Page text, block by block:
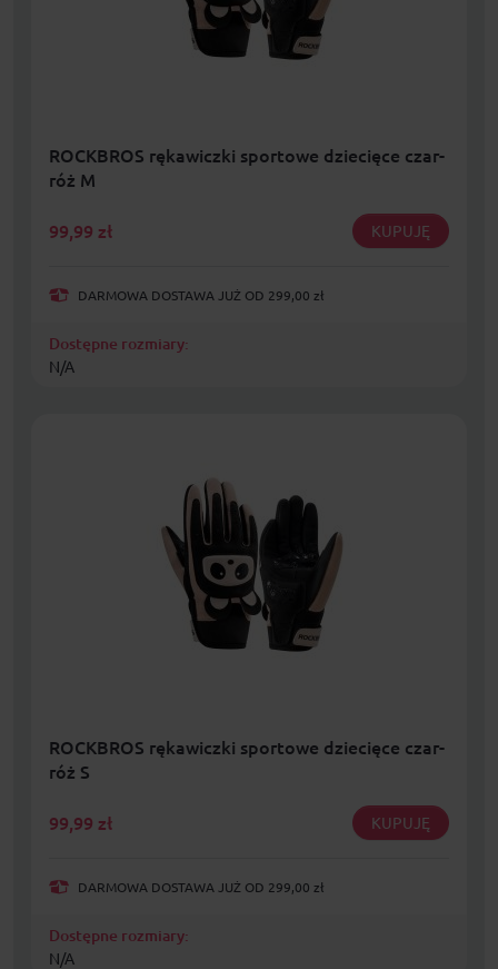
ROCKBROS rękawiczki sportowe dziecięce czar-
róż M
99,99 zł KUPUJĘ
DARMOWA DOSTAWA JUŻ OD 299,00 zł
Dostępne rozmiary:
N/A
ROCKBROS rękawiczki sportowe dziecięce czar-
róż S
99,99 zł KUPUJĘ
DARMOWA DOSTAWA JUŻ OD 299,00 zł
Dostępne rozmiary:
N/A